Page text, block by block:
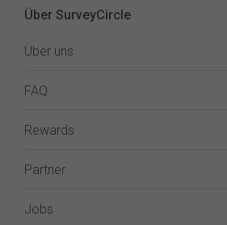
Über SurveyCircle
Über uns
FAQ
Rewards
Partner
Jobs